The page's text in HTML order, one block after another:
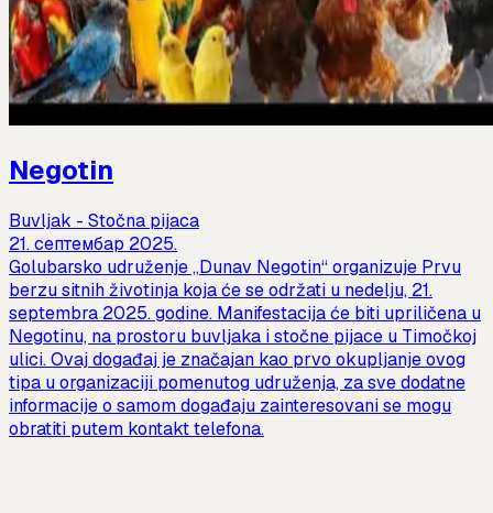
Negotin
Buvljak - Stočna pijaca
21. септембар 2025.
Golubarsko udruženje „Dunav Negotin“ organizuje Prvu
berzu sitnih životinja koja će se održati u nedelju, 21.
septembra 2025. godine. Manifestacija će biti upriličena u
Negotinu, na prostoru buvljaka i stočne pijace u Timočkoj
ulici. Ovaj događaj je značajan kao prvo okupljanje ovog
tipa u organizaciji pomenutog udruženja, za sve dodatne
informacije o samom događaju zainteresovani se mogu
obratiti putem kontakt telefona.